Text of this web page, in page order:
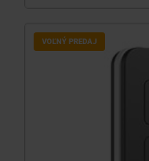
VOĽNÝ PREDAJ